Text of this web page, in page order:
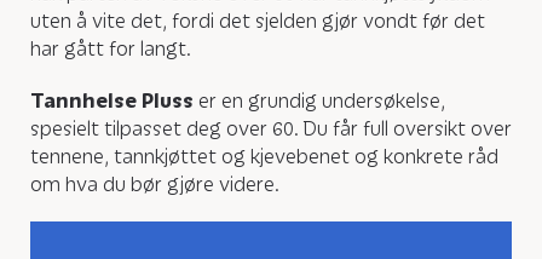
uten å vite det, fordi det sjelden gjør vondt før det
har gått for langt.
Tannhelse Pluss er en grundig undersøkelse,
spesielt tilpasset deg over 60. Du får full oversikt over
tennene, tannkjøttet og kjevebenet og konkrete råd
om hva du bør gjøre videre.